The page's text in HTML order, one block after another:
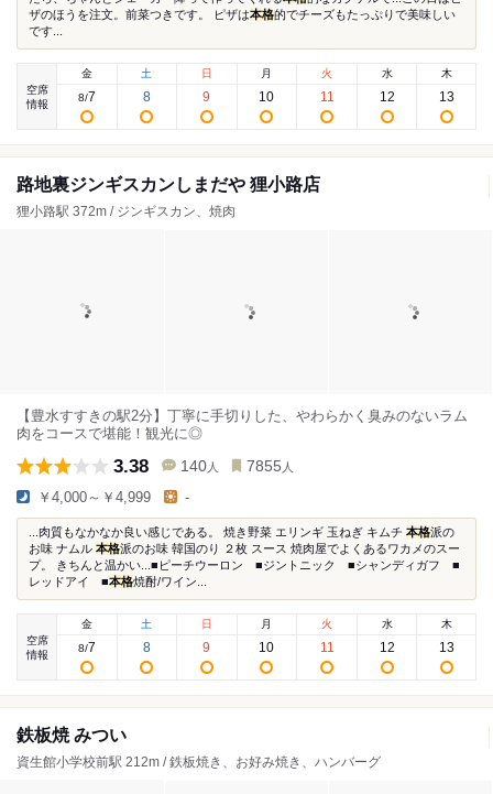
ザのほうを注文。前菜つきです。 ピザは本格的でチーズもたっぷりで美味しい
です...
空席
情報
金
8/7
土
8
日
9
月
10
火
11
水
12
木
13
路地裏ジンギスカンしまだや 狸小路店
狸小路駅 372m / ジンギスカン、焼肉
【豊水すすきの駅2分】丁寧に手切りした、やわらかく臭みのないラム
肉をコースで堪能！観光に◎
3.38 140 人 7855 人
￥4,000～￥4,999 -
...肉質もなかなか良い感じである。 焼き野菜 エリンギ 玉ねぎ キムチ 本格派の
お味 ナムル 本格派のお味 韓国のり ２枚 スース 焼肉屋でよくあるワカメのスー
プ。 きちんと温かい...■ピーチウーロン ■ジントニック ■シャンディガフ ■
レッドアイ ■本格焼酎/ワイン...
空席
情報
金
8/7
土
8
日
9
月
10
火
11
水
12
木
13
鉄板焼 みつい
資生館小学校前駅 212m / 鉄板焼き、お好み焼き、ハンバーグ